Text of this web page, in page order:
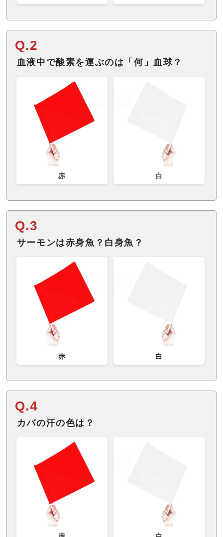
Q.2
血液中で酸素を運ぶのは「何」血球？
赤 白
Q.3
サーモンは赤身魚？白身魚？
赤 白
Q.4
カバの汗の色は？